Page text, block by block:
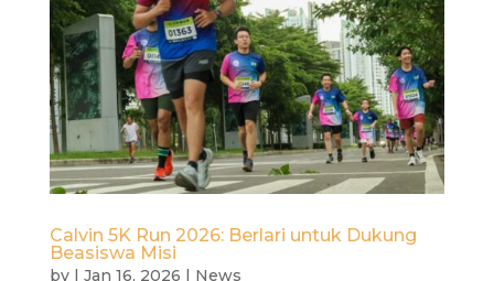
Calvin 5K Run 2026: Berlari untuk Dukung
Beasiswa Misi
by | Jan 16, 2026 | News